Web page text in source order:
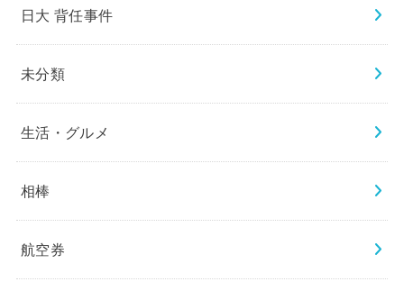
日大 背任事件
未分類
生活・グルメ
相棒
航空券